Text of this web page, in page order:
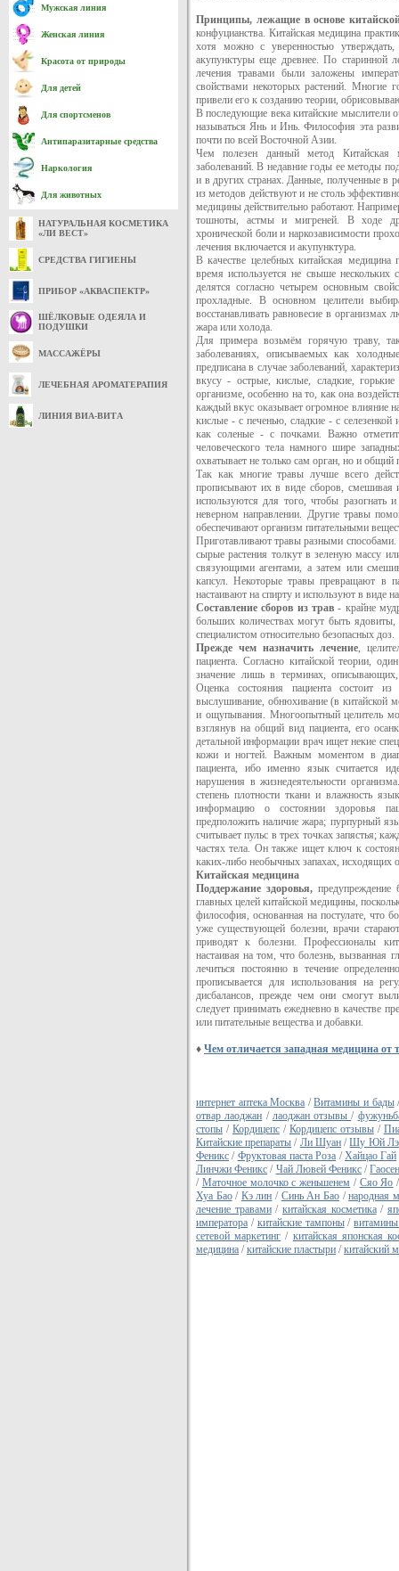
Мужская линия
Женская линия
Красота от природы
Для детей
Для спортсменов
Антипаразитарные средства
Наркология
Для животных
НАТУРАЛЬНАЯ КОСМЕТИКА
«ЛИ ВЕСТ»
СРЕДСТВА ГИГИЕНЫ
ПРИБОР «АКВАСПЕКТР»
ШЁЛКОВЫЕ ОДЕЯЛА И
ПОДУШКИ
МАССАЖЁРЫ
ЛЕЧЕБНАЯ АРОМАТЕРАПИЯ
ЛИНИЯ ВИА-ВИТА
Принципы, лежащие в основе
конфуцианства. Китайская медицина
хотя можно с уверенностью
акупунктуры еще древнее. По старинной
лечения травами были заложены
свойствами некоторых растений. Многие
привели его к созданию теории,
В последующие века китайские мыслители
называться Янь и Инь. Философия эта
почти по всей Восточной Азии.
Чем полезен данный метод Китайская
заболеваний. В недавние годы ее методы
и в других странах. Данные, полученные в
из методов действуют и не столь
медицины действительно работают.
тошноты, астмы и мигреней. В ходе
хронической боли и наркозависимости
лечения включается и акупунктура.
В качестве целебных китайская
время используется не свыше нескольких
делятся согласно четырем основным
прохладные. В основном целители
восстанавливать равновесие в
жара или холода.
Для примера возьмём горячую траву,
заболеваниях, описываемых как
предписана в случае заболеваний,
вкусу - острые, кислые, сладкие,
организме, особенно на то, как она
каждый вкус оказывает огромное влияние
кислые - с печенью, сладкие - с
как соленые - с почками. Важно
человеческого тела намного шире
охватывает не только сам орган, но и
Так как многие травы лучше всего
прописывают их в виде сборов, смешивая
используются для того, чтобы разогнать
неверном направлении. Другие травы
обеспечивают организм питательными
Приготавливают травы разными
сырые растения толкут в зеленую массу
связующими агентами, а затем или
капсул. Некоторые травы превращают в
настаивают на спирту и используют в виде
Составление сборов из трав- крайне
больших количествах могут быть
специалистом относительно безопасных доз.
Прежде чем назначить лечение,
пациента. Согласно китайской теории,
значение лишь в терминах,
Оценка состояния пациента состоит
выслушивание, обнюхивание (в китайской
и ощупывания. Многоопытный целитель
взглянув на общий вид пациента, его
детальной информации врач ищет некие
кожи и ногтей. Важным моментом в
пациента, ибо именно язык считается
нарушения в жизнедеятельности
степень плотности ткани и влажность
информацию о состоянии здоровья
предположить наличие жара; пурпурный
считывает пульс в трех точках запястья;
частях тела. Он также ищет ключ к
каких-либо необычных запахах, исходящих
Китайская медицина
Поддержание здоровья, предупреждение
главных целей китайской медицины,
философия, основанная на постулате, что
уже существующей болезни, врачи
приводят к болезни. Профессионалы
настаивая на том, что болезнь, вызванная
лечиться постоянно в течение
прописывается для использования на
дисбалансов, прежде чем они смогут
следует принимать ежедневно в качестве
или питательные вещества и добавки.
♦ Чем отличается западная медицина
интернет аптека Москва /Витамины и бады
отвар лаоджан / лаоджан отзывы/
стопы / Кордицепс/ Кордицепс отзывы/
Китайские препараты / Ли Шуан /Шу Юй Лэ
Феникс / Фруктовая паста Роза /Хайцао Гай
Линчжи Феникс / Чай Лювей Феникс/
/ Маточное молочко с женьшенем / Сяо Яо
Хуа Бао/ Кэ лин / Синь Ан Бао/народная
лечение травами/ китайская косметика/
императора / китайские тампоны/
сетевой маркетинг / китайская японская
медицина /китайские пластыри /китайский